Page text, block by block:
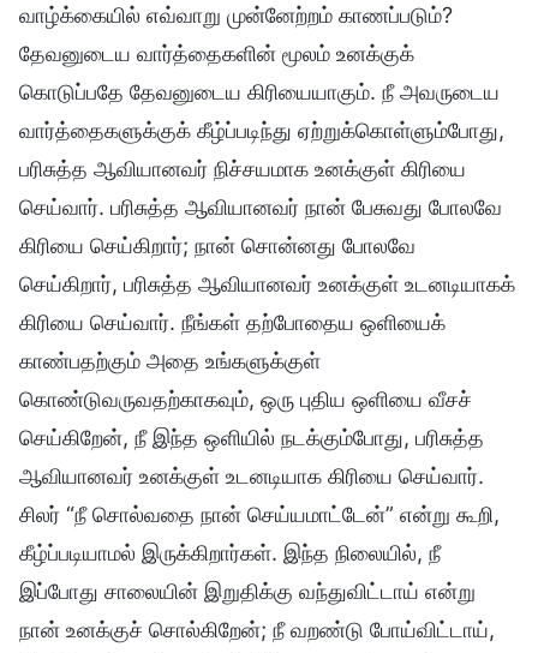
வாழ்க்கையில் எவ்வாறு முன்னேற்றம் காணப்படும்?
தேவனுடைய வார்த்தைகளின் மூலம் உனக்குக்
கொடுப்பதே தேவனுடைய கிரியையாகும். நீ அவருடைய
வார்த்தைகளுக்குக் கீழ்ப்படிந்து ஏற்றுக்கொள்ளும்போது,
பரிசுத்த ஆவியானவர் நிச்சயமாக உனக்குள் கிரியை
செய்வார். பரிசுத்த ஆவியானவர் நான் பேசுவது போலவே
கிரியை செய்கிறார்; நான் சொன்னது போலவே
செய்கிறார், பரிசுத்த ஆவியானவர் உனக்குள் உடனடியாகக்
கிரியை செய்வார். நீங்கள் தற்போதைய ஒளியைக்
காண்பதற்கும் அதை உங்களுக்குள்
கொண்டுவருவதற்காகவும், ஒரு புதிய ஒளியை வீசச்
செய்கிறேன், நீ இந்த ஒளியில் நடக்கும்போது, பரிசுத்த
ஆவியானவர் உனக்குள் உடனடியாக கிரியை செய்வார்.
சிலர் “நீ சொல்வதை நான் செய்யமாட்டேன்” என்று கூறி,
கீழ்ப்படியாமல் இருக்கிறார்கள். இந்த நிலையில், நீ
இப்போது சாலையின் இறுதிக்கு வந்துவிட்டாய் என்று
நான் உனக்குச் சொல்கிறேன்; நீ வறண்டு போய்விட்டாய்,